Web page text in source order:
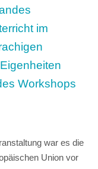
im
Workshops
war es die
Union vor